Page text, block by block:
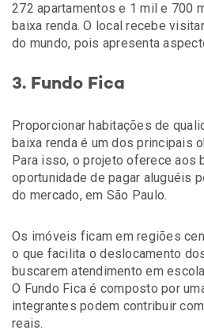
272 apartamentos e 1 mil e 700
baixa renda. O local recebe
do mundo, pois apresenta
3. Fundo Fica
Proporcionar habitações de
baixa renda é um dos principais
Para isso, o projeto oferece aos
oportunidade de pagar aluguéis
do mercado, em São Paulo.
Os imóveis ficam em regiões
o que facilita o deslocamento
buscarem atendimento em
O Fundo Fica é composto por
integrantes podem contribuir
reais.